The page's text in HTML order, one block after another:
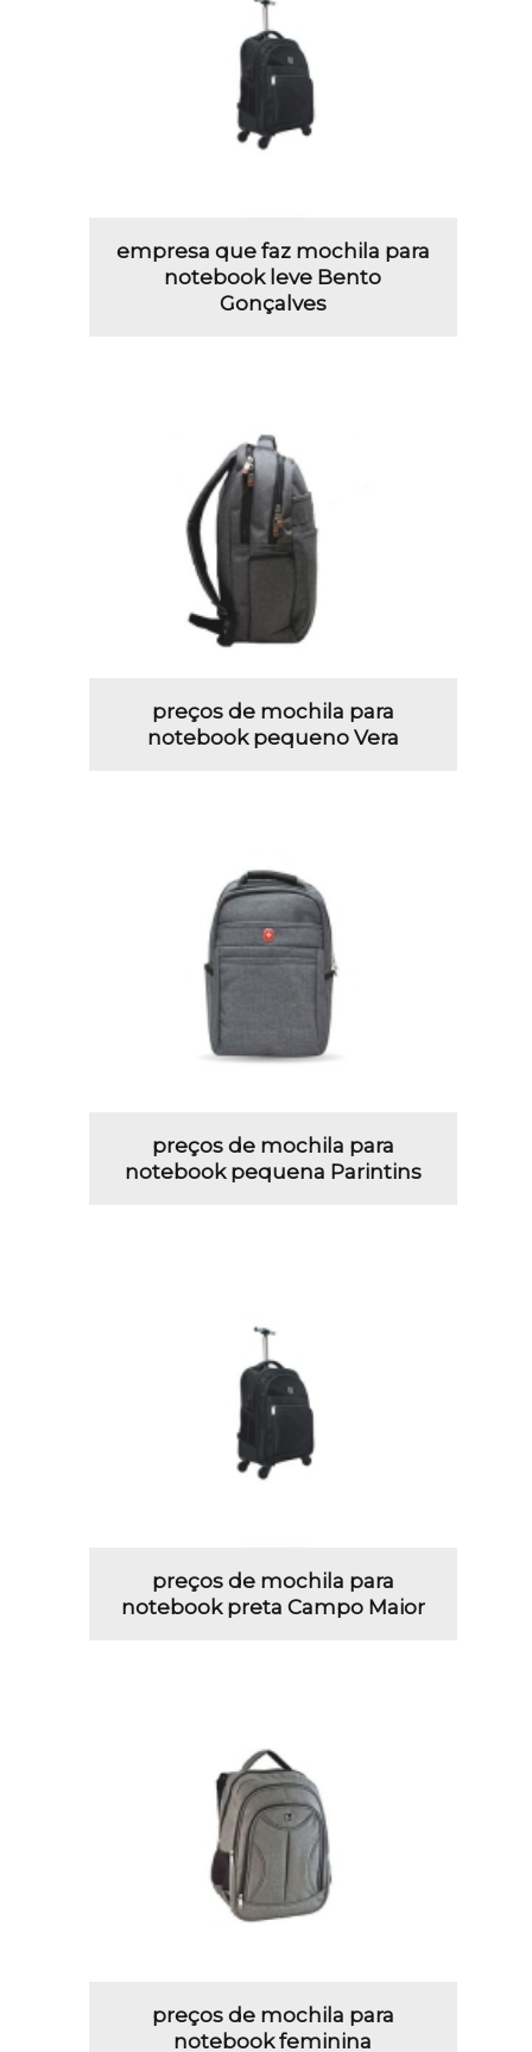
empresa que faz mochila para
notebook leve Bento
Gonçalves
preços de mochila para
notebook pequeno Vera
preços de mochila para
notebook pequena Parintins
preços de mochila para
notebook preta Campo Maior
preços de mochila para
notebook feminina